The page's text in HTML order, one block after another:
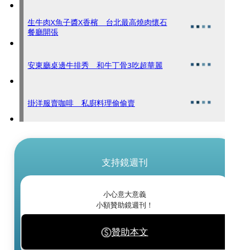
生牛肉X魚子醬X香檳 台北最高燒肉懷石
餐廳開張
安東廳桌邊牛排秀 和牛丁骨3吃超華麗
掛洋服賣咖啡 私廚料理偷偷賣
支持鏡週刊
小心意大意義
小額贊助鏡週刊！
贊助本文